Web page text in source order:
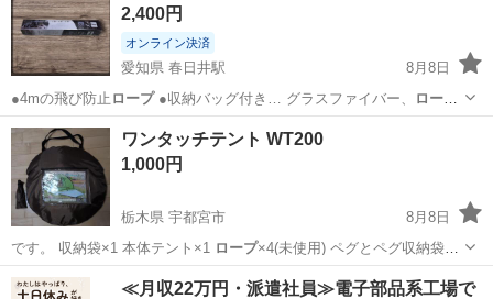
2,400円
オンライン決済
愛知県 春日井駅
8月8日
●4mの飛び防止 ロープ●収納バッグ付き… グラスファイバー、 ロープ
ポリプロピレン、…
愛知 春日井市 春日井駅 その他
ワンタッチテント WT200
1,000円
栃木県 宇都宮市
8月8日
です。 収納袋×1 本体テント×1 ロープ×4(未使用) ペグとペグ収納袋付
き(…
栃木 宇都宮市 その他
≪月収22万円・派遣社員≫電子部品系工場で